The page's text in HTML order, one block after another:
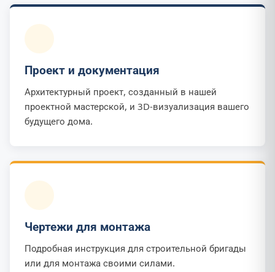
Проект и документация
Архитектурный проект, созданный в нашей
проектной мастерской, и 3D-визуализация вашего
будущего дома.
Чертежи для монтажа
Подробная инструкция для строительной бригады
или для монтажа своими силами.